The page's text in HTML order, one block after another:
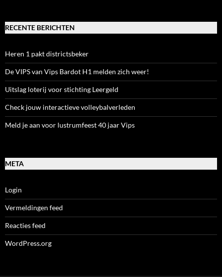
RECENTE BERICHTEN
Heren 1 pakt districtsbeker
De VIPS van Vips Bardot H1 melden zich weer!
Uitslag loterij voor stichting Leergeld
Check jouw interactieve volleybalverleden
Meld je aan voor lustrumfeest 40 jaar Vips
META
Login
Vermeldingen feed
Reacties feed
WordPress.org